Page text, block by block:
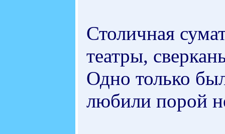
Столичная
театры,
Одно только
любили порой